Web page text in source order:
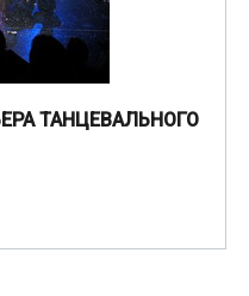
ТАНЦЕВАЛЬНОГО